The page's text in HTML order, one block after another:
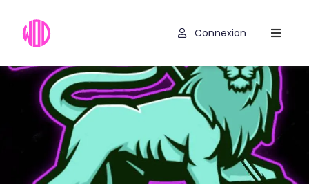
Programmes
Exercices
Connexion